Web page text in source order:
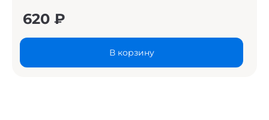
620 ₽
В корзину